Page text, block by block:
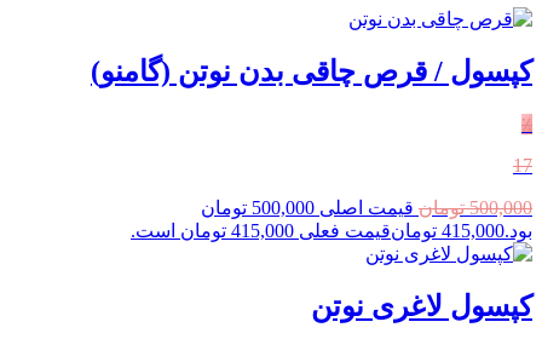
کپسول / قرص چاقی بدن نوتن (گامنو)
٪
17
500,000 تومان
قیمت اصلی 500,000 تومان
بود.415,000 تومانقیمت فعلی 415,000 تومان است.
کپسول لاغری نوتن